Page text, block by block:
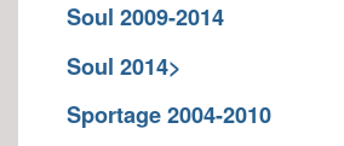
Soul 2009-2014
Soul 2014>
Sportage 2004-2010